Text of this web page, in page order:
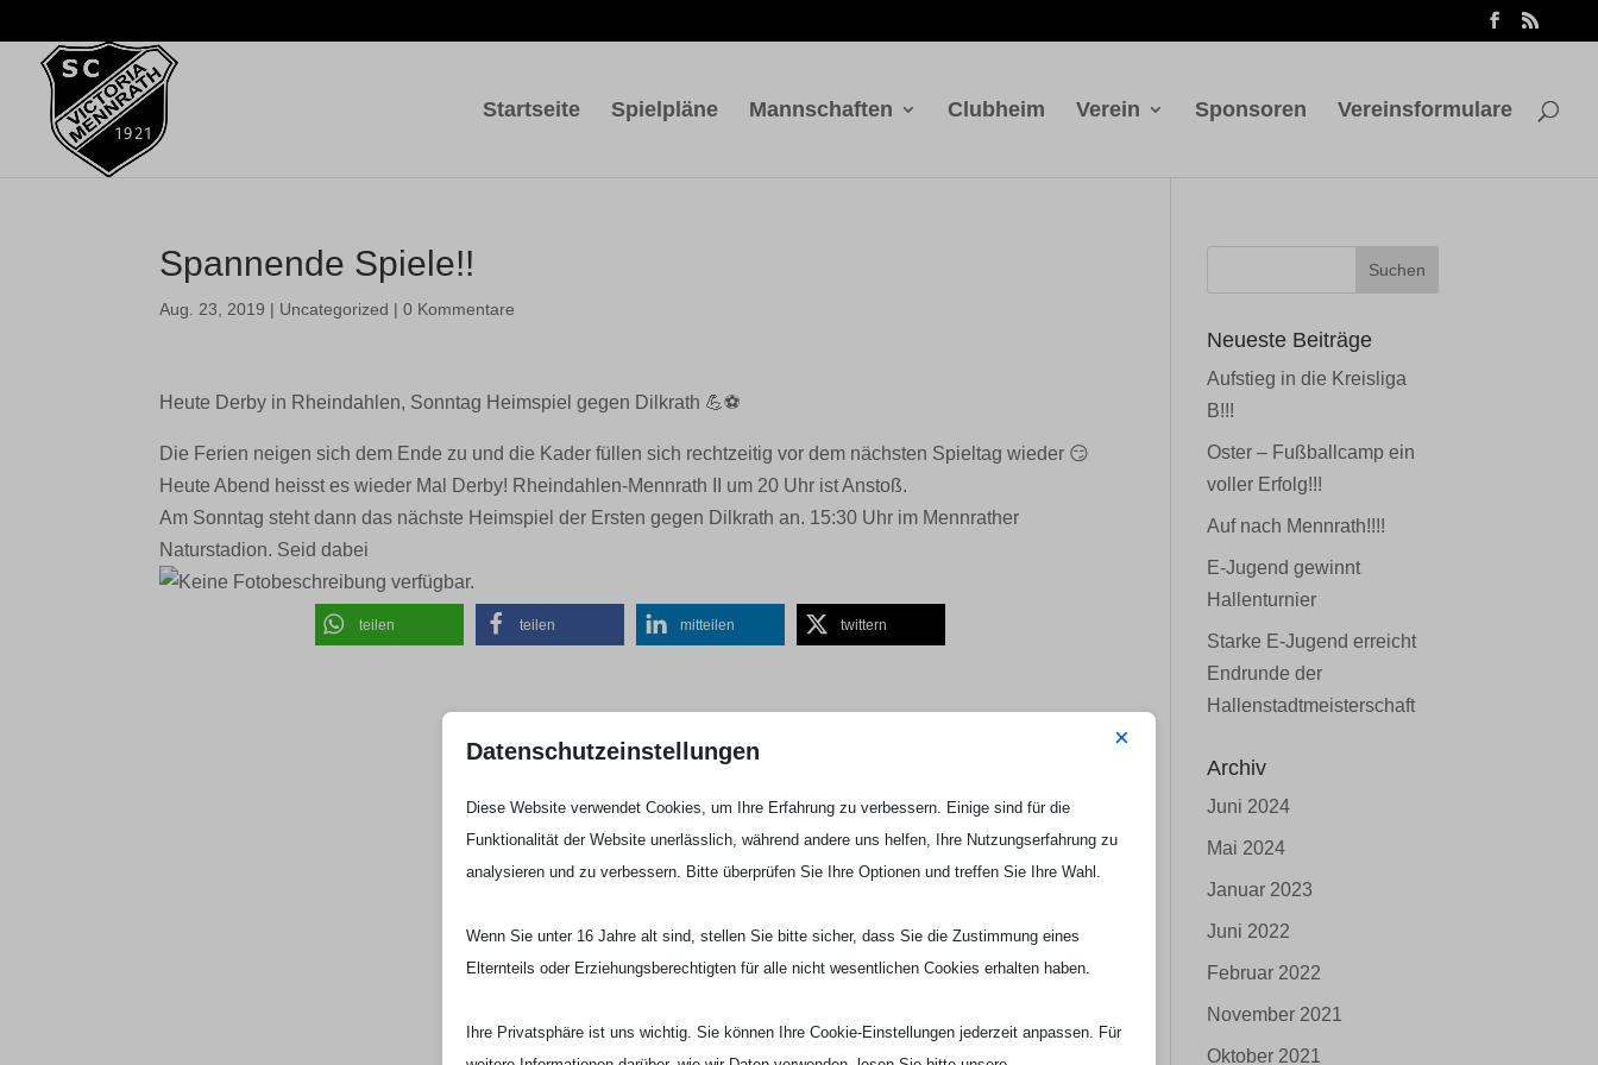
Startseite Spielpläne Mannschaften Clubheim Verein Sponsoren Vereinsformulare
Spannende Spiele!!
Aug. 23, 2019 | Uncategorized |0 Kommentare
Heute Derby in Rheindahlen, Sonntag Heimspiel gegen Dilkrath 💪⚽️
Die Ferien neigen sich dem Ende zu und die Kader füllen sich rechtzeitig vor dem nächsten Spieltag wieder 😏
Heute Abend heisst es wieder Mal Derby! Rheindahlen-Mennrath II um 20 Uhr ist Anstoß.
Am Sonntag steht dann das nächste Heimspiel der Ersten gegen Dilkrath an. 15:30 Uhr im Mennrather
Naturstadion. Seid dabei
teilen teilen mitteilen twittern
Neueste Beiträge
Aufstieg in die Kreisliga
B!!!
Oster – Fußballcamp ein
voller Erfolg!!!
Auf nach Mennrath!!!!
E-Jugend gewinnt
Hallenturnier
Starke E-Jugend erreicht
Endrunde der
Hallenstadtmeisterschaft
Archiv
Juni 2024
Mai 2024
Januar 2023
Juni 2022
Februar 2022
November 2021
Oktober 2021
Datenschutzeinstellungen ×
Diese Website verwendet Cookies, um Ihre Erfahrung zu verbessern. Einige sind für die
Funktionalität der Website unerlässlich, während andere uns helfen, Ihre Nutzungserfahrung zu
analysieren und zu verbessern. Bitte überprüfen Sie Ihre Optionen und treffen Sie Ihre Wahl.
Wenn Sie unter 16 Jahre alt sind, stellen Sie bitte sicher, dass Sie die Zustimmung eines
Elternteils oder Erziehungsberechtigten für alle nicht wesentlichen Cookies erhalten haben.
Ihre Privatsphäre ist uns wichtig. Sie können Ihre Cookie-Einstellungen jederzeit anpassen. Für